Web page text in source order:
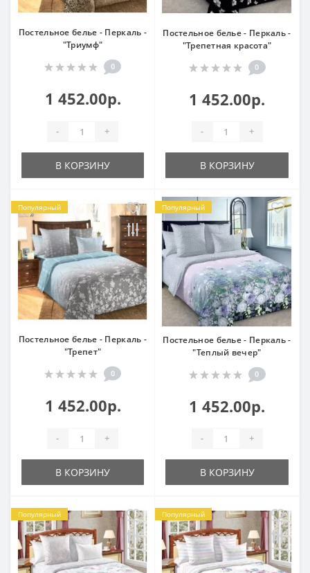
Постельное белье - Перкаль -
"Триумф"
0
1 452.00р.
- +
В КОРЗИНУ
Постельное белье - Перкаль -
"Трепетная красота"
0
1 452.00р.
- +
В КОРЗИНУ
Популярный
Постельное белье - Перкаль -
"Трепет"
0
1 452.00р.
- +
В КОРЗИНУ
Популярный
Постельное белье - Перкаль -
"Теплый вечер"
0
1 452.00р.
- +
В КОРЗИНУ
Популярный Популярный